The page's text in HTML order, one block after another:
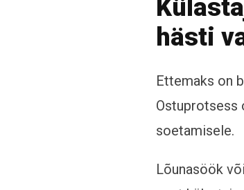
hästi
Ettemaks on
Ostuprotsess
soetamisele.
Lõunasöök